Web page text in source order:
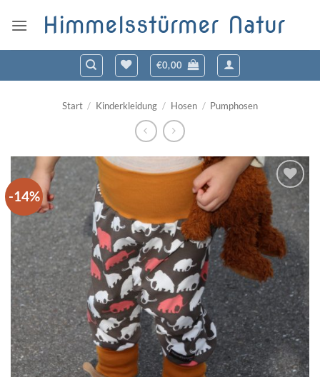
Inhalt
Himmelsstürmer Natur
€0,00
Start / Kinderkleidung / Hosen / Pumphosen
-14%
Zum
Wunschzettel
hinzufügen